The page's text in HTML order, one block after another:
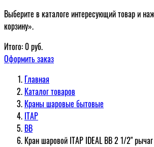
Выберите в каталоге интересующий товар и
корзину».
Итого: 0руб.
Оформить заказ
Главная
Каталог товаров
Краны шаровые бытовые
ITAP
ВВ
Кран шаровой ITAP IDEAL ВВ 2 1/2" рычаг